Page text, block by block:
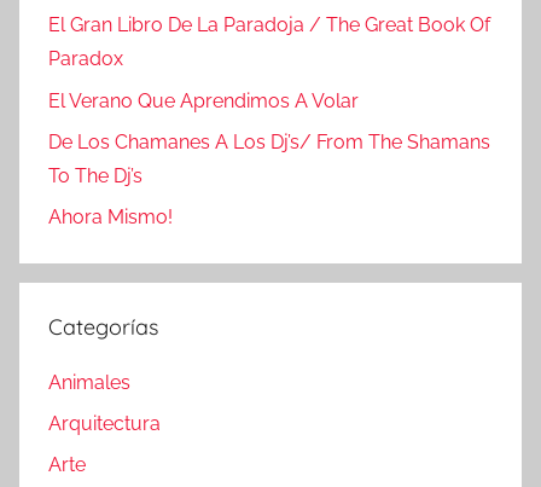
El Gran Libro De La Paradoja / The Great Book Of
Paradox
El Verano Que Aprendimos A Volar
De Los Chamanes A Los Dj’s/ From The Shamans
To The Dj’s
Ahora Mismo!
Categorías
Animales
Arquitectura
Arte